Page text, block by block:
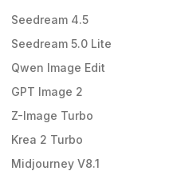
Seedream 4.5
Seedream 5.0 Lite
Qwen Image Edit
GPT Image 2
Z-Image Turbo
Krea 2 Turbo
Midjourney V8.1